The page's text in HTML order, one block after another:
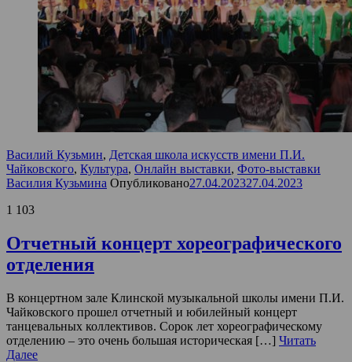
Василий Кузьмин, Детская школа искусств имени П.И.
Чайковского, Культура, Онлайн выставки, Фото-выставки
Василия Кузьмина Опубликовано27.04.202327.04.2023
1 103
Отчетный концерт хореографического
отделения
В концертном зале Клинской музыкальной школы имени П.И.
Чайковского прошел отчетный и юбилейный концерт
танцевальных коллективов. Сорок лет хореографическому
отделению – это очень большая историческая […] Читать
Далее